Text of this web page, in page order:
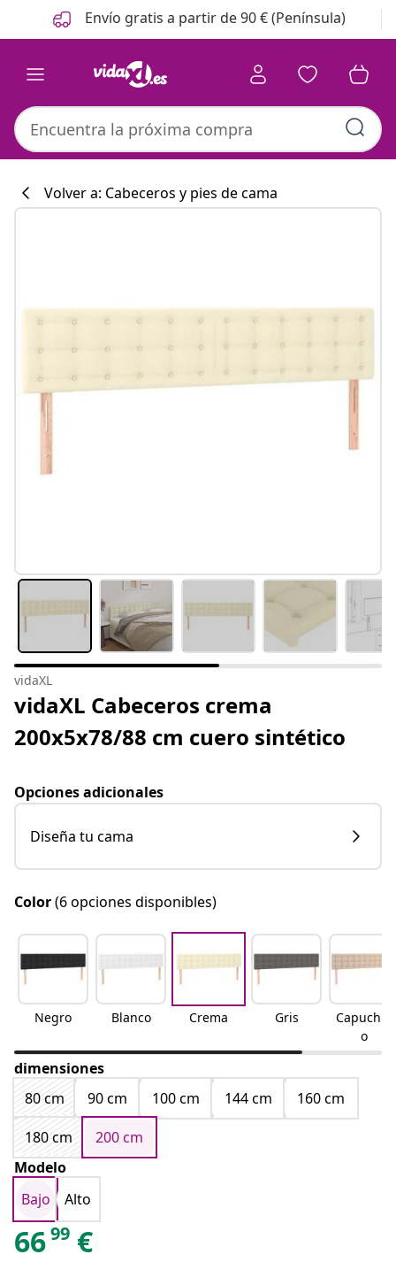
Anterior
Siguiente Envío gratis a partir de 90 € (Península)
Volver a: Cabeceros y pies de cama
vidaXL
vidaXL Cabeceros crema
200x5x78/88 cm cuero sintético
Opciones adicionales
Diseña tu cama
Color(6 opciones disponibles)
Negro Blanco Crema Gris
Capuchin
o
dimensiones
80 cm
90 cm 100 cm 144 cm
160 cm
180 cm
200 cm
Modelo
Bajo
Alto
6699 €